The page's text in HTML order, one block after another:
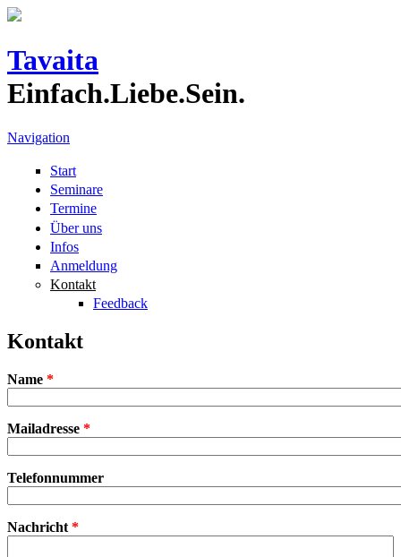
Direkt zum Inhalt
Tavaita
Einfach.Liebe.Sein.
Navigation
Start
Seminare
Termine
Über uns
Infos
Anmeldung
Kontakt
Feedback
Kontakt
Name *
Mailadresse *
Telefonnummer
Nachricht *